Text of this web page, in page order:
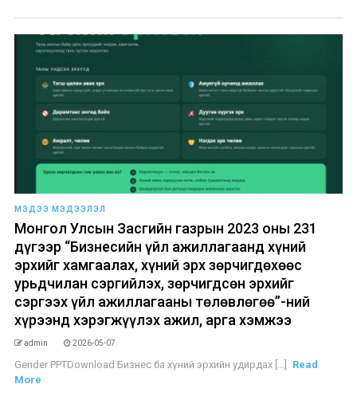
МЭДЭЭ МЭДЭЭЛЭЛ
Монгол Улсын Засгийн газрын 2023 оны 231
дүгээр “Бизнесийн үйл ажиллагаанд хүний
эрхийг хамгаалах, хүний эрх зөрчигдөхөөс
урьдчилан сэргийлэх, зөрчигдсөн эрхийг
сэргээх үйл ажиллагааны төлөвлөгөө”-ний
хүрээнд хэрэгжүүлэх ажил, арга хэмжээ
admin 2026-05-07
Gender PPTDownload Бизнес ба хүний эрхийн удирдах [...]
Read
More